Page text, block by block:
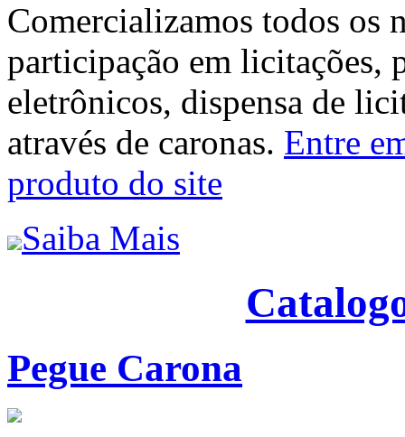
Comercializamos todos os
participação em licitações,
eletrônicos, dispensa de
através de caronas. Entre
produto do site
Saiba Mais
Pegue Carona